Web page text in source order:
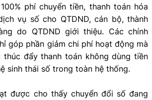
phí chuyển tiền, thanh toán hóa
vụ số cho QTDND, cán bộ, thành
do QTDND giới thiệu. Các chính
góp phần giảm chi phí hoạt động mà
đẩy thanh toán không dùng tiền
sinh thái số trong toàn hệ thống.
được cho thấy chuyển đổi số đang